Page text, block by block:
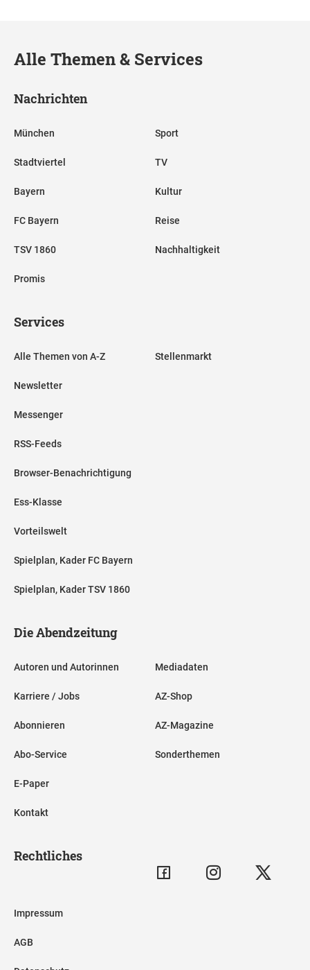
Alle Themen & Services
Nachrichten
München
Stadtviertel
Bayern
FC Bayern
TSV 1860
Promis
Sport
TV
Kultur
Reise
Nachhaltigkeit
Services
Alle Themen von A-Z
Newsletter
Messenger
RSS-Feeds
Browser-Benachrichtigung
Ess-Klasse
Vorteilswelt
Spielplan, Kader FC Bayern
Spielplan, Kader TSV 1860
Stellenmarkt
Die Abendzeitung
Autoren und Autorinnen
Karriere / Jobs
Abonnieren
Abo-Service
E-Paper
Kontakt
Mediadaten
AZ-Shop
AZ-Magazine
Sonderthemen
Rechtliches
Impressum
AGB